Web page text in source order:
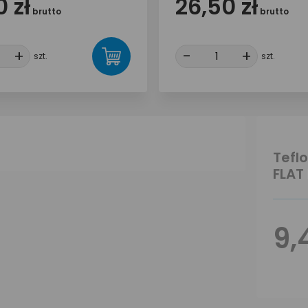
zł brutto
+ +
szt.
26,50 zł brutto
- + +
szt.